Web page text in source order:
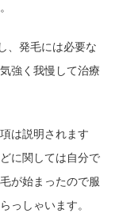
、発毛には必要な
強く我慢して治療
は説明されます
に関しては自分で
が始まったので服
っしゃいます。